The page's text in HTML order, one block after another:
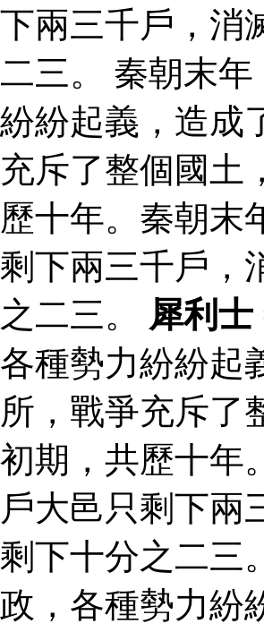
下兩三千戶，消
二三。 秦朝末
紛紛起義，造成
充斥了整個國土
歷十年。秦朝末
剩下兩三千戶，
之二三。 犀利士
各種勢力紛紛起
所，戰爭充斥了
初期，共歷十年
戶大邑只剩下兩
剩下十分之二三
政，各種勢力紛